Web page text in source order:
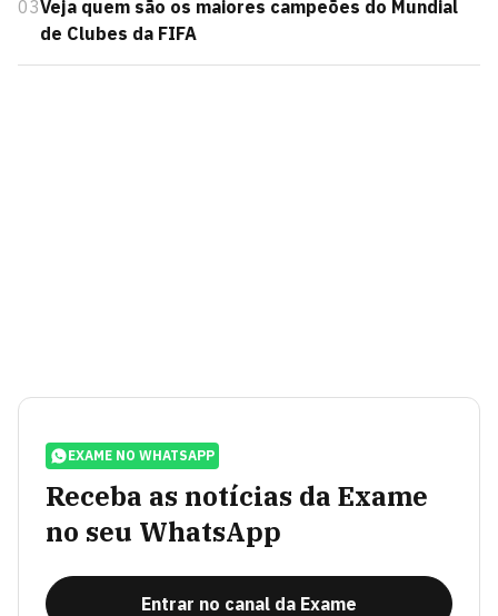
03Veja quem são os maiores campeões do Mundial
de Clubes da FIFA
EXAME NO WHATSAPP
Receba as notícias da Exame
no seu WhatsApp
Entrar no canal da Exame